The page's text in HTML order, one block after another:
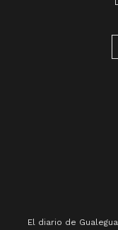
El diario de